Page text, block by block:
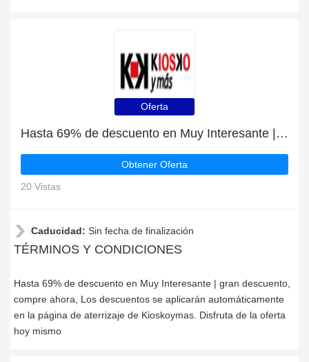
Oferta
Hasta 69% de descuento en Muy Interesante | gran descuento, compre ahora
Obtener Oferta
20 Vistas
Caducidad: Sin fecha de finalización
TÉRMINOS Y CONDICIONES
Hasta 69% de descuento en Muy Interesante | gran descuento,
compre ahora, Los descuentos se aplicarán automáticamente
en la página de aterrizaje de Kioskoymas. Disfruta de la oferta
hoy mismo